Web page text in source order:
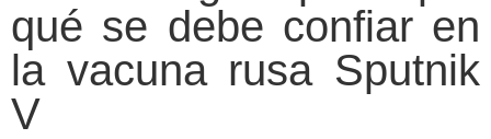
qué se debe confiar en
la vacuna rusa Sputnik
V